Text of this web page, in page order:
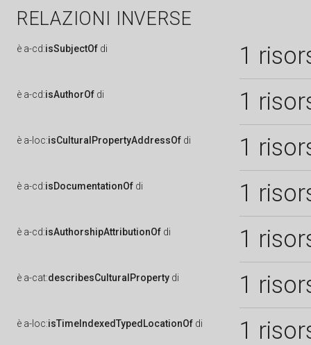
RELAZIONI INVERSE
è a-cd:isSubjectOf di 1
è a-cd:isAuthorOf di 1
è a-loc:isCulturalPropertyAddressOf di 1
è a-cd:isDocumentationOf di 1
è a-cd:isAuthorshipAttributionOf di 1
è a-cat:describesCulturalProperty di 1
è a-loc:isTimeIndexedTypedLocationOf di 1